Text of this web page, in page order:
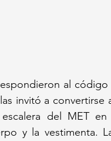
al
invitó a convertirse
del MET
y la vestimenta.